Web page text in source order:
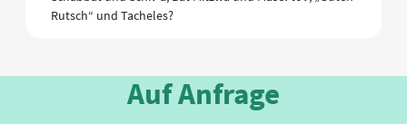
Rutsch“ und Tacheles?
Auf Anfrage